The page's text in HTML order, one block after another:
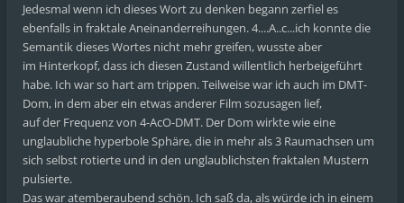
Jedesmal wenn ich dieses Wort zu denken begann zerfiel es
ebenfalls in fraktale Aneinanderreihungen. 4....A..c...ich konnte die
Semantik dieses Wortes nicht mehr greifen, wusste aber
im Hinterkopf, dass ich diesen Zustand willentlich herbeigeführt
habe. Ich war so hart am trippen. Teilweise war ich auch im DMT-
Dom, in dem aber ein etwas anderer Film sozusagen lief,
auf der Frequenz von 4-AcO-DMT. Der Dom wirkte wie eine
unglaubliche hyperbole Sphäre, die in mehr als 3 Raumachsen um
sich selbst rotierte und in den unglaublichsten fraktalen Mustern
pulsierte.
Das war atemberaubend schön. Ich saß da, als würde ich in einem